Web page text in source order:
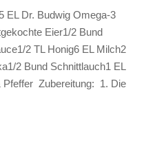
EL Dr. Budwig Omega-3
Eier1/2 Bund
2 TL Honig6 EL Milch2
2 Bund Schnittlauch1 EL
Pfeffer Zubereitung: 1. Die